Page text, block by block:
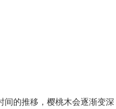
的推移，樱桃木会逐渐变